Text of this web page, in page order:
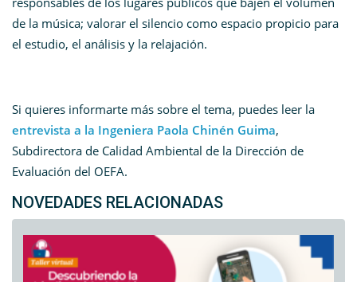
de la música; valorar el silencio como espacio propicio para
el estudio, el análisis y la relajación.
Si quieres informarte más sobre el tema, puedes leer la
entrevista a la Ingeniera Paola Chinén Guima,
Subdirectora de Calidad Ambiental de la Dirección de
Evaluación del OEFA.
NOVEDADES RELACIONADAS